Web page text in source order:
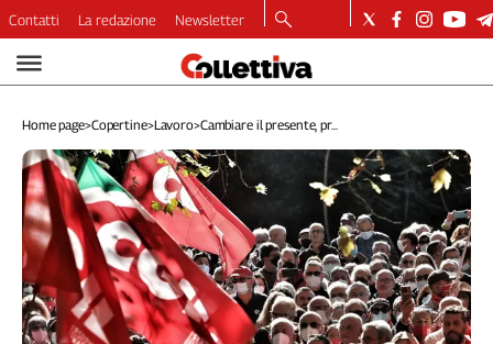
Video
Dirette
Longform
Copertine
Economia
Lavoro
Ambiente
Diritti
Welfare
Contatti La redazione Newsletter
Home page>Copertine>Lavoro>Cambiare il presente, pr...